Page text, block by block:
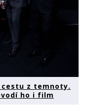
cestu z temnoty.
ho i film